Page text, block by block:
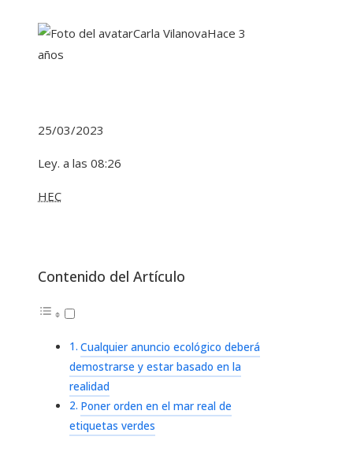
Carla VilanovaHace 3
años
25/03/2023
Ley. a las 08:26
HEC
Contenido del Artículo
Cualquier anuncio ecológico deberá
demostrarse y estar basado en la
realidad
Poner orden en el mar real de
etiquetas verdes